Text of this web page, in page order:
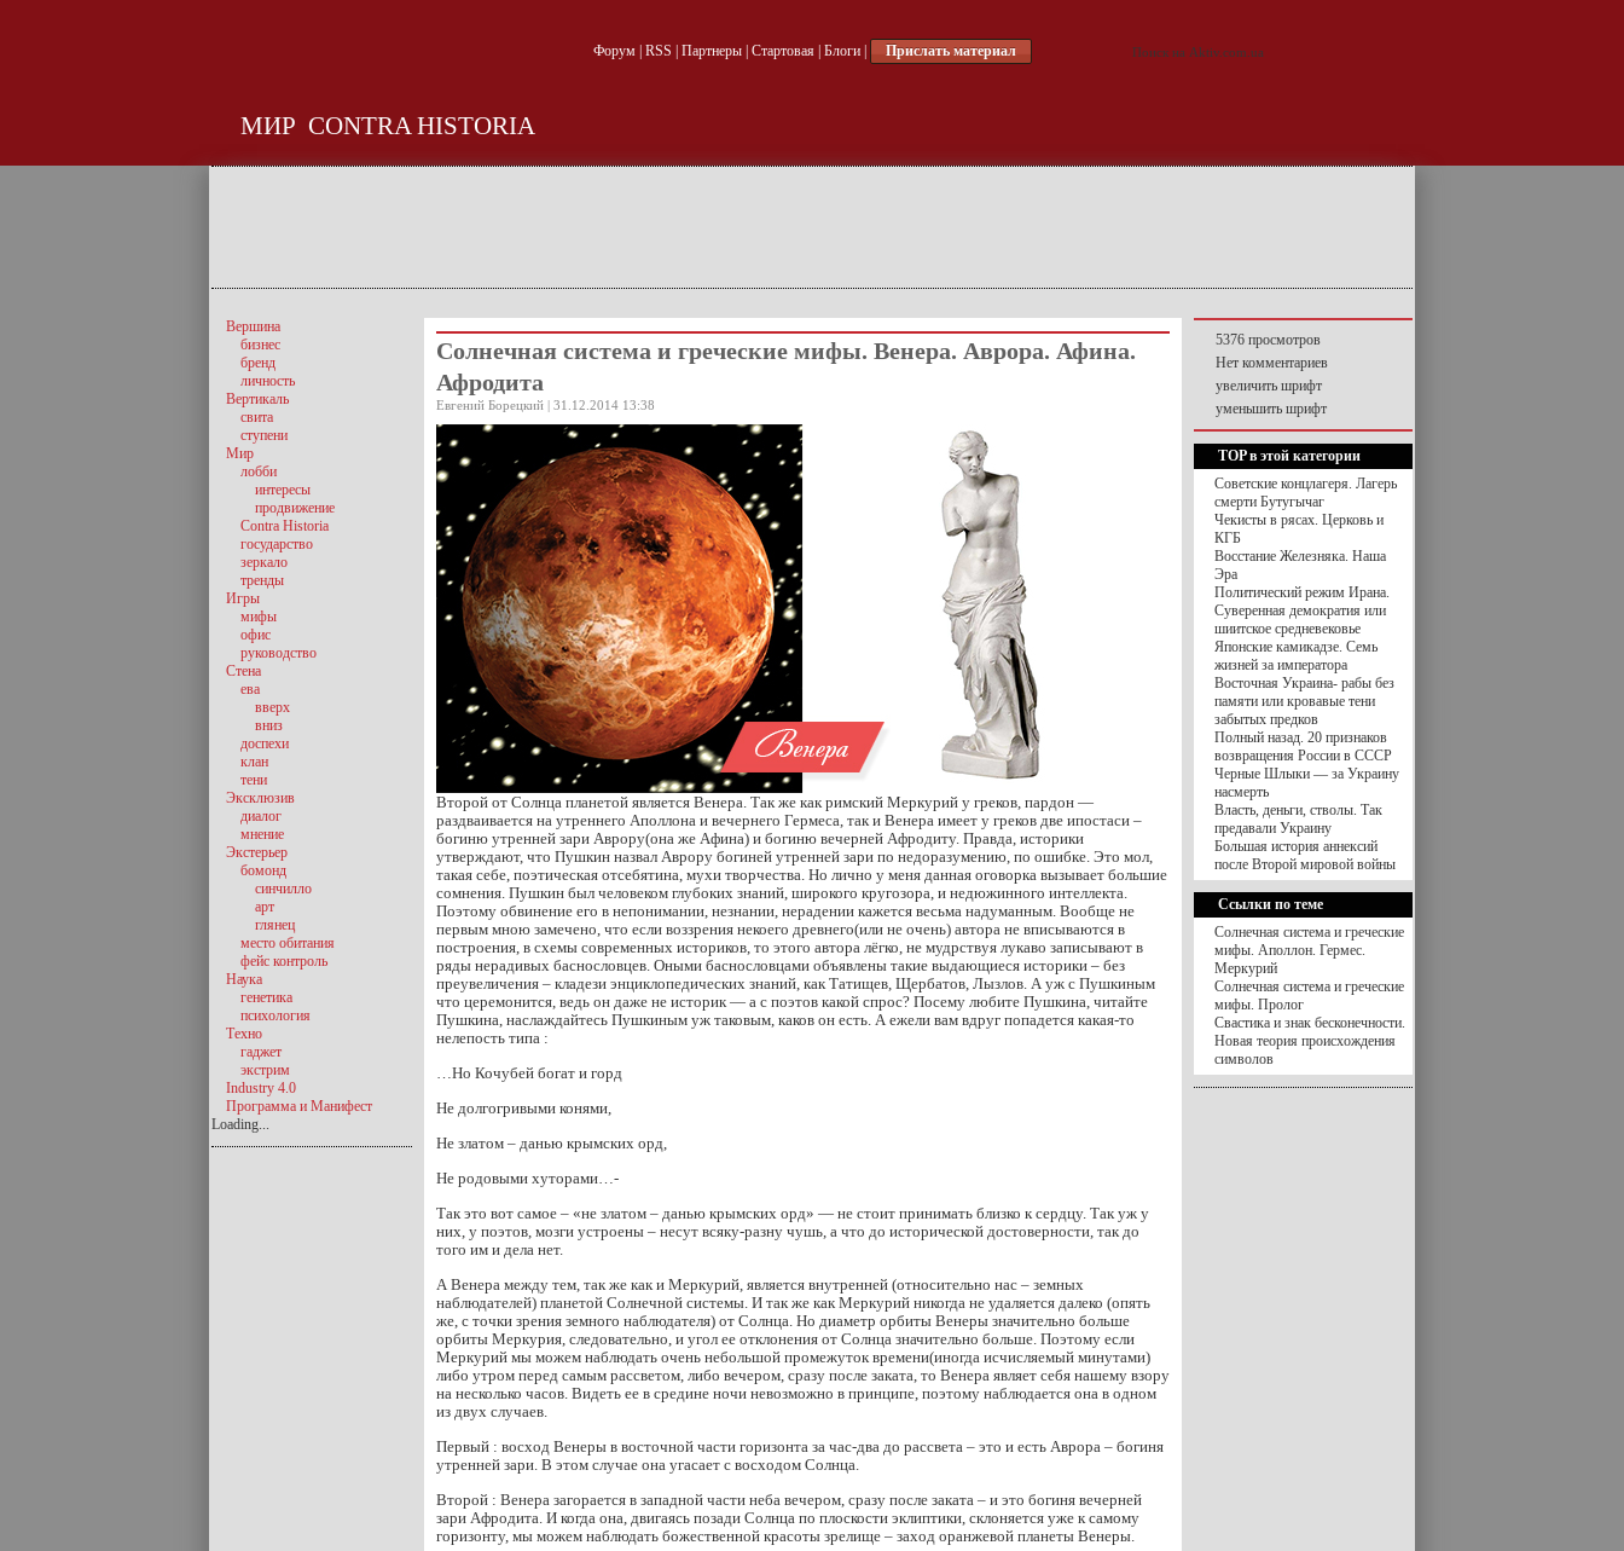
Форум| RSS Партнеры| Стартовая| Блоги| Прислать материал
МИР CONTRA HISTORIA
Солнечная система и греческие мифы. Венера. Аврора. Афина.
Афродита
Евгений Борецкий | 31.12.2014 13:38
Второй от Солнца планетой является Венера. Так же как римский Меркурий у греков, пардон —
раздваивается на утреннего Аполлона и вечернего Гермеса, так и Венера имеет у греков две ипостаси –
богиню утренней зари Аврору(она же Афина) и богиню вечерней Афродиту. Правда, историки
утверждают, что Пушкин назвал Аврору богиней утренней зари по недоразумению, по ошибке. Это мол,
такая себе, поэтическая отсебятина, мухи творчества. Но лично у меня данная оговорка вызывает большие
сомнения. Пушкин был человеком глубоких знаний, широкого кругозора, и недюжинного интеллекта.
Поэтому обвинение его в непонимании, незнании, нерадении кажется весьма надуманным. Вообще не
первым мною замечено, что если воззрения некоего древнего(или не очень) автора не вписываются в
построения, в схемы современных историков, то этого автора лёгко, не мудрствуя лукаво записывают в
ряды нерадивых баснословцев. Оными баснословцами объявлены такие выдающиеся историки – без
преувеличения – кладези энциклопедических знаний, как Татищев, Щербатов, Лызлов. А уж с Пушкиным
что церемонится, ведь он даже не историк — а с поэтов какой спрос? Посему любите Пушкина, читайте
Пушкина, наслаждайтесь Пушкиным уж таковым, каков он есть. А ежели вам вдруг попадется какая-то
нелепость типа :
…Но Кочубей богат и горд
Не долгогривыми конями,
Не златом – данью крымских орд,
Не родовыми хуторами…-
Так это вот самое – «не златом – данью крымских орд» — не стоит принимать близко к сердцу. Так уж у
них, у поэтов, мозги устроены – несут всяку-разну чушь, а что до исторической достоверности, так до
того им и дела нет.
А Венера между тем, так же как и Меркурий, является внутренней (относительно нас – земных
наблюдателей) планетой Солнечной системы. И так же как Меркурий никогда не удаляется далеко (опять
же, с точки зрения земного наблюдателя) от Солнца. Но диаметр орбиты Венеры значительно больше
орбиты Меркурия, следовательно, и угол ее отклонения от Солнца значительно больше. Поэтому если
Меркурий мы можем наблюдать очень небольшой промежуток времени(иногда исчисляемый минутами)
либо утром перед самым рассветом, либо вечером, сразу после заката, то Венера являет себя нашему взору
на несколько часов. Видеть ее в средине ночи невозможно в принципе, поэтому наблюдается она в одном
из двух случаев.
Первый : восход Венеры в восточной части горизонта за час-два до рассвета – это и есть Аврора – богиня
утренней зари. В этом случае она угасает с восходом Солнца.
Второй : Венера загорается в западной части неба вечером, сразу после заката – и это богиня вечерней
зари Афродита. И когда она, двигаясь позади Солнца по плоскости эклиптики, склоняется уже к самому
горизонту, мы можем наблюдать божественной красоты зрелище – заход оранжевой планеты Венеры.
Вершина
бизнес
бренд
личность
Вертикаль
свита
ступени
Мир
лобби
интересы
продвижение
Contra Historia
государство
зеркало
тренды
Игры
мифы
офис
руководство
Стена
ева
вверх
вниз
доспехи
клан
тени
Эксклюзив
диалог
мнение
Экстерьер
бомонд
синчилло
арт
глянец
место обитания
фейс контроль
Наука
генетика
психология
Техно
гаджет
экстрим
Industry 4.0
Программа и Манифест
Loading...
5376 просмотров
Нет комментариев
увеличить шрифт
уменьшить шрифт
TOP в этой категории
Советские концлагеря. Лагерь
смерти Бутугычаг
Чекисты в рясах. Церковь и
КГБ
Восстание Железняка. Наша
Эра
Политический режим Ирана.
Суверенная демократия или
шиитское средневековье
Японские камикадзе. Семь
жизней за императора
Восточная Украина- рабы без
памяти или кровавые тени
забытых предков
Полный назад. 20 признаков
возвращения России в СССР
Черные Шлыки — за Украину
насмерть
Власть, деньги, стволы. Так
предавали Украину
Большая история аннексий
после Второй мировой войны
Ссылки по теме
Солнечная система и греческие
мифы. Аполлон. Гермес.
Меркурий
Солнечная система и греческие
мифы. Пролог
Свастика и знак бесконечности.
Новая теория происхождения
символов